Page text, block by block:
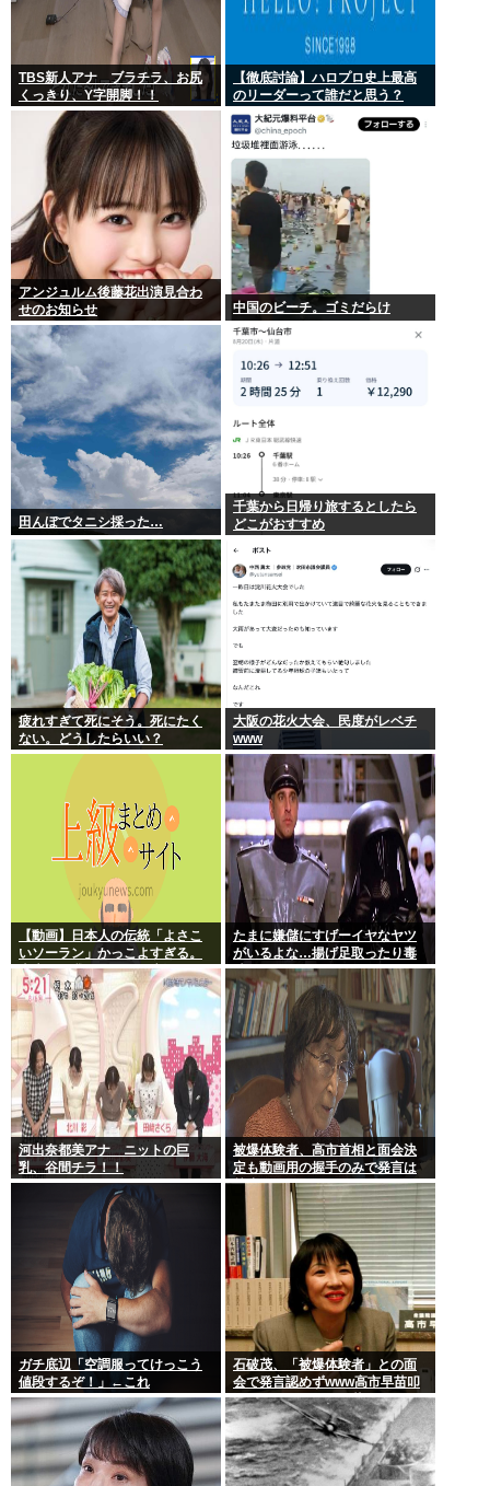
TBS新人アナ ブラチラ、お尻
くっきり、Y字開脚！！
【徹底討論】ハロプロ史上最高
のリーダーって誰だと思う？
アンジュルム後藤花出演見合わ
せのお知らせ
中国のビーチ。ゴミだらけ
田んぼでタニシ採った…
千葉から日帰り旅するとしたら
どこがおすすめ
疲れすぎて死にそう。死にたく
ない。どうしたらいい？
大阪の花火大会、民度がレベチ
www
【動画】日本人の伝統「よさこ
いソーラン」かっこよすぎる。
古来から我々のDNAに刻まれた
踊り
たまに嫌儲にすげーイヤなヤツ
がいるよな…揚げ足取ったり毒
吐いたり…
河出奈都美アナ ニットの巨
乳、谷間チラ！！
被爆体験者、高市首相と面会決
定も動画用の握手のみで発言は
禁止www
ガチ底辺「空調服ってけっこう
値段するぞ！」←これ
石破茂、「被爆体験者」との面
会で発言認めずwww高市早苗叩
いてたケンモメンは革肉なもん
だねえ～w